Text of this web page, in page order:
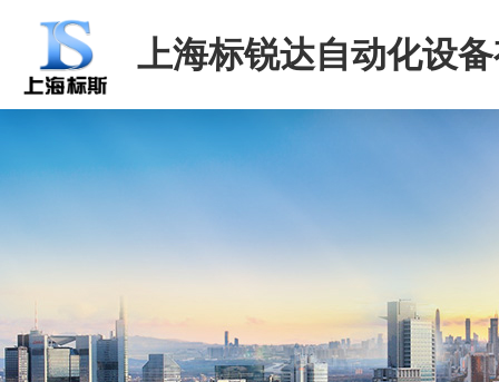
上海标锐达自动化设
司